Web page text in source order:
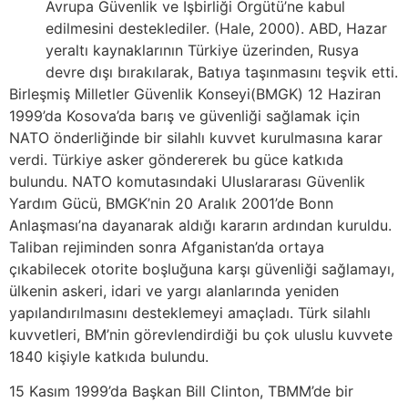
Avrupa Güvenlik ve İşbirliği Örgütü’ne kabul
edilmesini desteklediler. (Hale, 2000). ABD, Hazar
yeraltı kaynaklarının Türkiye üzerinden, Rusya
devre dışı bırakılarak, Batıya taşınmasını teşvik etti.
Birleşmiş Milletler Güvenlik Konseyi(BMGK) 12 Haziran
1999’da Kosova’da barış ve güvenliği sağlamak için
NATO önderliğinde bir silahlı kuvvet kurulmasına karar
verdi. Türkiye asker göndererek bu güce katkıda
bulundu. NATO komutasındaki Uluslararası Güvenlik
Yardım Gücü, BMGK’nin 20 Aralık 2001’de Bonn
Anlaşması’na dayanarak aldığı kararın ardından kuruldu.
Taliban rejiminden sonra Afganistan’da ortaya
çıkabilecek otorite boşluğuna karşı güvenliği sağlamayı,
ülkenin askeri, idari ve yargı alanlarında yeniden
yapılandırılmasını desteklemeyi amaçladı. Türk silahlı
kuvvetleri, BM’nin görevlendirdiği bu çok uluslu kuvvete
1840 kişiyle katkıda bulundu.
15 Kasım 1999’da Başkan Bill Clinton, TBMM’de bir